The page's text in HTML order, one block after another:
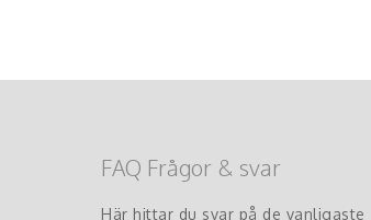
FAQ Frågor & svar
Här hittar du svar på de vanligaste